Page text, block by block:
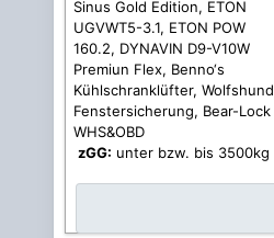
Sinus Gold Edition, ETON
UGVWT5-3.1, ETON POW
160.2, DYNAVIN D9-V10W
Premiun Flex, Benno‘s
Kühlschranklüfter, Wolfshund
Fenstersicherung, Bear-Lock
WHS&OBD
zGG: unter bzw. bis 3500kg